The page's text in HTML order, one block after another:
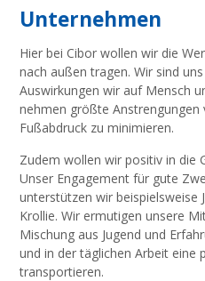
Unternehmen
Hier bei Cibor wollen wir die
nach außen tragen. Wir sind
Auswirkungen wir auf Mensch
nehmen größte
Fußabdruck zu minimieren.
Zudem wollen wir positiv in die
Unser Engagement für gute
unterstützen wir beispielsweise
Krollie. Wir ermutigen unsere
Mischung aus Jugend und
und in der täglichen Arbeit eine
transportieren.